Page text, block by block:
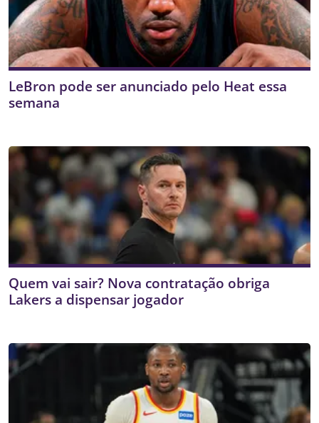
LeBron pode ser anunciado pelo Heat essa
semana
Quem vai sair? Nova contratação obriga
Lakers a dispensar jogador